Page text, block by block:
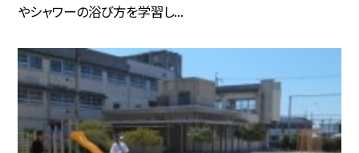
やシャワーの浴び方を学習し...